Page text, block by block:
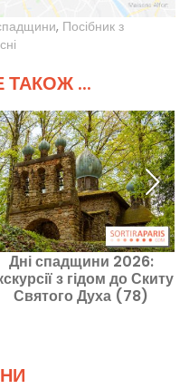
, Посібник з
ТАКОЖ ...
Дні спадщини 2026:
з гідом до Скиту
Святого Духа (78)